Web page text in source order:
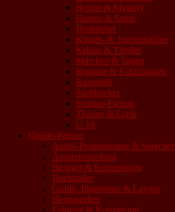
Horror & Mystery
Humor & Satire
Hörbücher
Kinder- & Jugendbücher
Krimis & Thriller
Märchen & Sagen
Romane & Erzählungen
Romantik
Sachbücher
Science-Fiction
Theater & Lyrik
U 18
Qindie-Partner
Audio-Produktionen & Sprecher
Autorencoaching
Blogger & Rezensenten
Buchtrailer
Grafik, Illustration & Layout
Herausgeber
Lektorat & Korrektorat